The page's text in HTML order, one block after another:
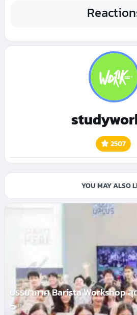
2507
YOU MAY ALSO
บรรยากาศ Barista Workshop สุ
☕✨